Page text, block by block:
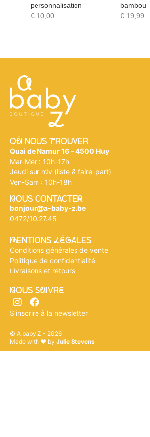
bambou
Où NOUS tROUVER
Quai de Namur 16 – 4500 Huy
Mar-Mer : 10h-17h
Jeudi sur rdv (liste & faire-part)
Ven-Sam : 10h-18h
nOUS CONTACTEr
bonjour@a-baby-z.be
0472/10.27.45
mENTIONS légALES
Conditions générales de vente
Politique de confidentialité
Livraisons et retours
nOUS SuIVRe
S'inscrire à la newsletter
© A baby Z - 2026
Made with ♥ by Julie Stevens